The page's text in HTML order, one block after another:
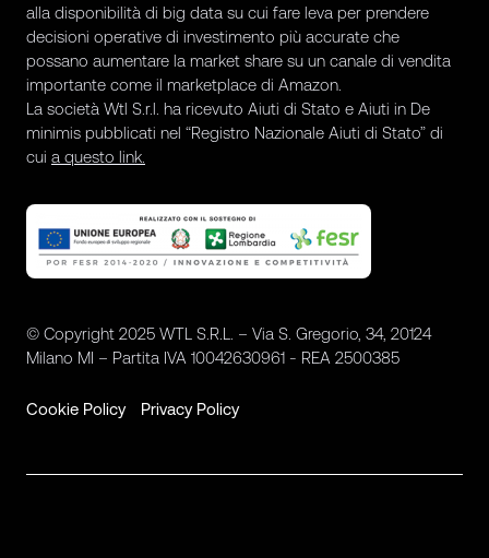
alla disponibilità di big data su cui fare leva per prendere
decisioni operative di investimento più accurate che
possano aumentare la market share su un canale di vendita
importante come il marketplace di Amazon.
La società Wtl S.r.l. ha ricevuto Aiuti di Stato e Aiuti in De
minimis pubblicati nel “Registro Nazionale Aiuti di Stato” di
cui a questo link.
© Copyright 2025 WTL S.R.L. – Via S. Gregorio, 34, 20124
Milano MI – Partita IVA 10042630961 - REA 2500385
Cookie Policy Privacy Policy